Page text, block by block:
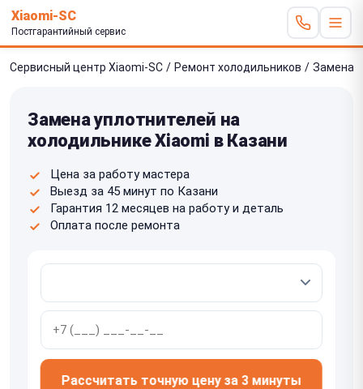
Xiaomi-SC
Постгарантийный сервис
Сервисный центр Xiaomi-SC / Ремонт холодильников / Замена
Замена уплотнителей на
холодильнике Xiaomi в Казани
Цена за работу мастера
Выезд за 45 минут по Казани
Гарантия 12 месяцев на работу и деталь
Оплата после ремонта
Рассчитать точную цену за 3 минуты